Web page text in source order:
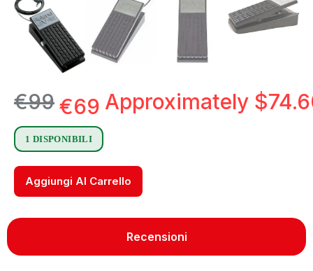
€99€69 Approximately $
1 DISPONIBILI
Aggiungi Al Carrello
Recensioni